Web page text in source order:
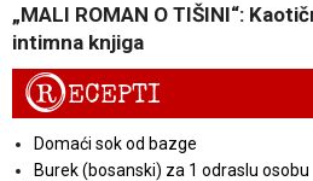
„MALI ROMAN O TIŠINI“:
intimna knjiga
RECEPTI
Domaći sok od bazge
Burek (bosanski) za 1 odraslu osobu